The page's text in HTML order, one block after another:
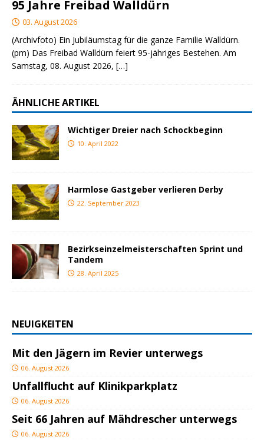
95 Jahre Freibad Walldürn
03. August 2026
(Archivfoto) Ein Jubiläumstag für die ganze Familie Walldürn.
(pm) Das Freibad Walldürn feiert 95-jähriges Bestehen. Am
Samstag, 08. August 2026, […]
ÄHNLICHE ARTIKEL
Wichtiger Dreier nach Schockbeginn
10. April 2022
Harmlose Gastgeber verlieren Derby
22. September 2023
Bezirkseinzelmeisterschaften Sprint und
Tandem
28. April 2025
NEUIGKEITEN
Mit den Jägern im Revier unterwegs
06. August 2026
Unfallflucht auf Klinikparkplatz
06. August 2026
Seit 66 Jahren auf Mähdrescher unterwegs
06. August 2026